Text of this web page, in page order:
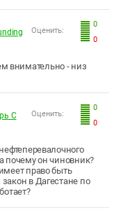
0
0
Оценить:
внимательно - низ
0
0
Оценить:
С
почему он чиновник?
право быть
в Дагестане по